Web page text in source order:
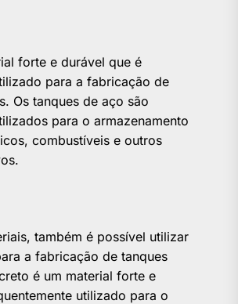
forte e durável que é
para a fabricação de
Os tanques de aço são
para o armazenamento
combustíveis e outros
também é possível utilizar
a fabricação de tanques
é um material forte e
utilizado para o